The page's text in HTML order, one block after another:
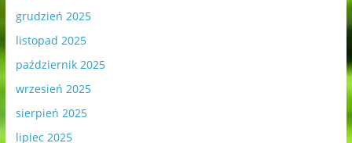
grudzień 2025
listopad 2025
październik 2025
wrzesień 2025
sierpień 2025
lipiec 2025